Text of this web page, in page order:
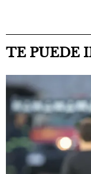
TE PUEDE